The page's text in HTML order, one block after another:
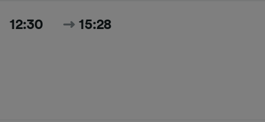
12:30 15:28